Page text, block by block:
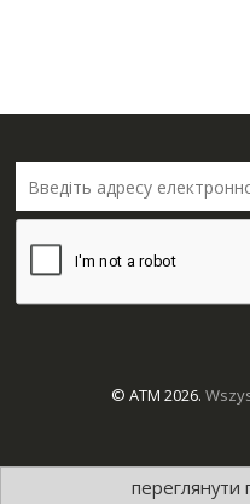
© ATM 2026.
переглянути